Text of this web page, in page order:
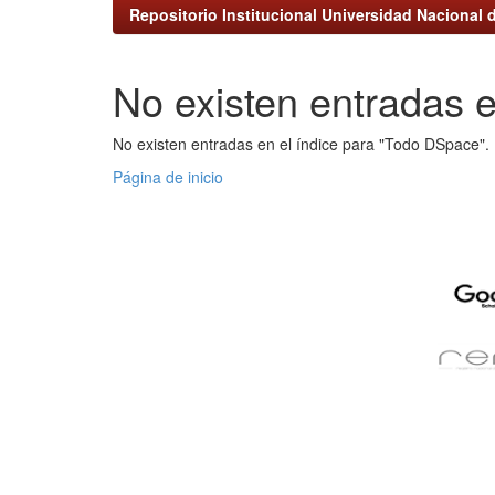
Repositorio Institucional Universidad Nacional
No existen entradas
No existen entradas en el índice para "Todo DSpace".
Página de inicio